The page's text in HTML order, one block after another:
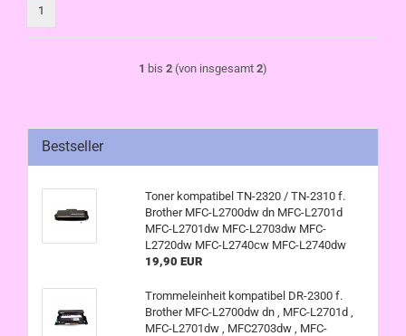
1
1 bis 2 (von insgesamt 2)
Bestseller
Toner kompatibel TN-2320 / TN-2310 f.
Brother MFC-L2700dw dn MFC-L2701d
MFC-L2701dw MFC-L2703dw MFC-
L2720dw MFC-L2740cw MFC-L2740dw
19,90 EUR
Trommeleinheit kompatibel DR-2300 f.
Brother MFC-L2700dw dn , MFC-L2701d ,
MFC-L2701dw , MFC2703dw , MFC-